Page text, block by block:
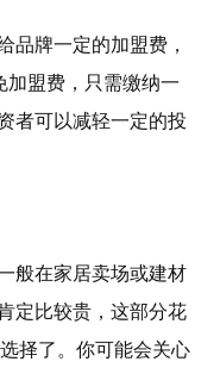
品牌一定的加盟费，
盟费，只需缴纳一
者可以减轻一定的投
般在家居卖场或建材
定比较贵，这部分花
择了。你可能会关心